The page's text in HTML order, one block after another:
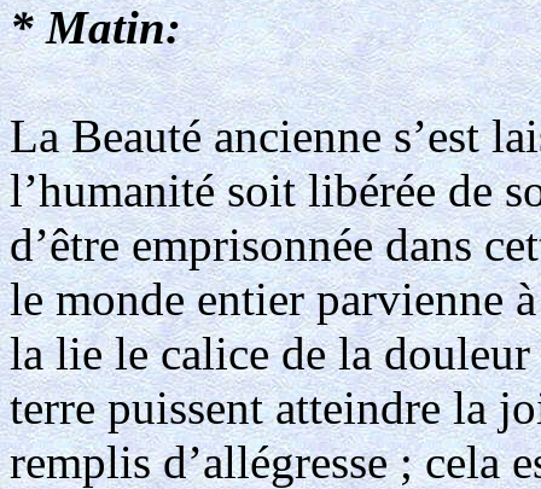
* Matin:
La Beauté ancienne s’est
l’humanité soit libérée de
d’être emprisonnée dans
le monde entier parvienne
la lie le calice de la
terre puissent atteindre la
remplis d’allégresse ; cela